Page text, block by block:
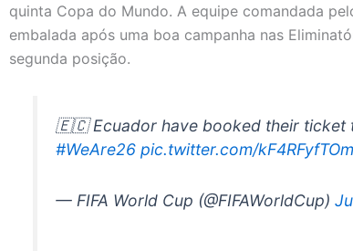
quinta Copa do Mundo. A equipe comandada
embalada após uma boa campanha nas
segunda posição.
🇪🇨 Ecuador have booked their
#WeAre26 pic.twitter.com/kF4RFyfTOm
— FIFA World Cup (@FIFAWorldCup)